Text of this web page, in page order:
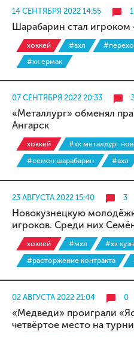
14 СЕНТЯБРЯ 2022 14:55 1
Шарабарин стал игроком
хоккей #вхл
#хк ермак
07 СЕНТЯБРЯ 2022 20:33
«Металлург» обменял
Ангарск
хоккей #хк металлург
#семен шарабарин
#вхл
23 АВГУСТА 2022 15:40 3
Новокузнецкую
игроков. Среди них
хоккей #мхл
#хк
#расторжение контракта
02 АВГУСТА 2022 21:04 0
«Медведи» проиграли
четвёртое место на